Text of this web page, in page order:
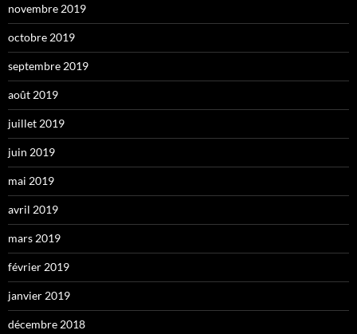
novembre 2019
octobre 2019
septembre 2019
août 2019
juillet 2019
juin 2019
mai 2019
avril 2019
mars 2019
février 2019
janvier 2019
décembre 2018